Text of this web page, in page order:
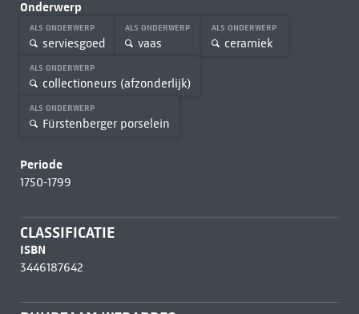
Onderwerp
ALS ONDERWERP
serviesgoed
ALS ONDERWERP
vaas
ALS ONDERWERP
ceramiek
ALS ONDERWERP
collectioneurs (afzonderlijk)
ALS ONDERWERP
Fürstenberger porselein
Periode
1750-1799
CLASSIFICATIE
ISBN
3446187642